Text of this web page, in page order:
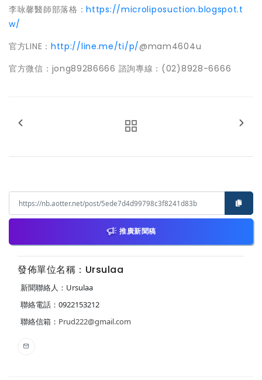
李咏馨醫師部落格：https://microliposuction.blogspot.t
w/
官方LINE： http://line.me/ti/p/@mam4604u
官方微信：jong89286666 諮詢專線：(02)8928-6666
推廣新聞稿
發佈單位名稱：Ursulaa
新聞聯絡人：Ursulaa
聯絡電話：0922153212
聯絡信箱： Prud222@gmail.com